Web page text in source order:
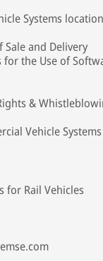
Systems
and Delivery
the Use of
&
Vehicle Systems
for Rail Vehicles